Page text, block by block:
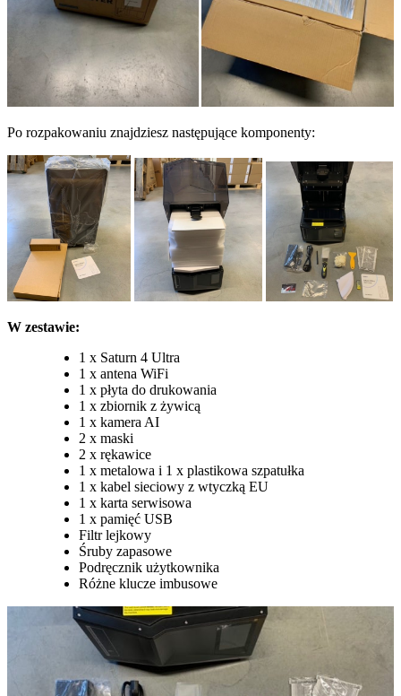
Po rozpakowaniu znajdziesz następujące komponenty:
W zestawie:
1 x Saturn 4 Ultra
1 x antena WiFi
1 x płyta do drukowania
1 x zbiornik z żywicą
1 x kamera AI
2 x maski
2 x rękawice
1 x metalowa i 1 x plastikowa szpatułka
1 x kabel sieciowy z wtyczką EU
1 x karta serwisowa
1 x pamięć USB
Filtr lejkowy
Śruby zapasowe
Podręcznik użytkownika
Różne klucze imbusowe